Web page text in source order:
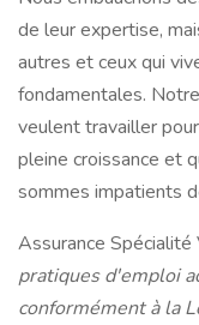
de leur expertise,
autres et ceux qui
fondamentales.
veulent travailler
pleine croissance et
sommes impatients
Assurance Spécialité
pratiques d'emploi
conformément à la